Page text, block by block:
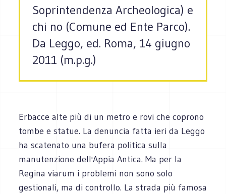
Soprintendenza Archeologica) e
chi no (Comune ed Ente Parco).
Da Leggo, ed. Roma, 14 giugno
2011 (m.p.g.)
Erbacce alte più di un metro e rovi che coprono
tombe e statue. La denuncia fatta ieri da Leggo
ha scatenato una bufera politica sulla
manutenzione dell'Appia Antica. Ma per la
Regina viarum i problemi non sono solo
gestionali, ma di controllo. La strada più famosa